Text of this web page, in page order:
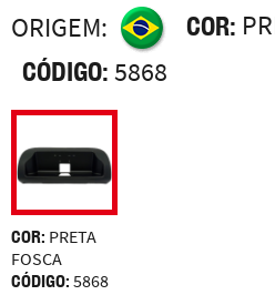
ORIGEM: COR:
CÓDIGO: 5868
COR: PRETA
FOSCA
CÓDIGO: 5868